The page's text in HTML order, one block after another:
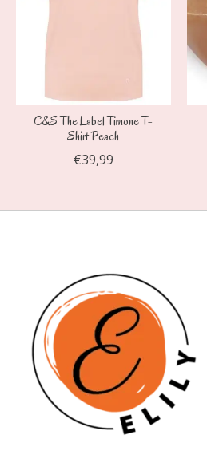
C&S The Label Timone T-
Shirt Peach
€39,99